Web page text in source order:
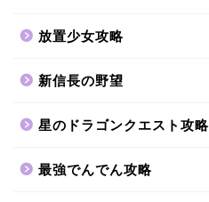
放置少女攻略
新信長の野望
星のドラゴンクエスト攻略
最強でんでん攻略